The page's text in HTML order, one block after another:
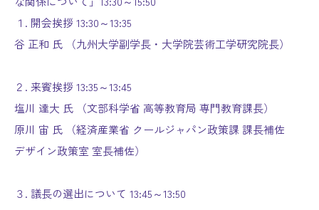
１. 開会挨拶 13:30～13:35
谷 正和 氏 （九州大学副学長・大学院芸術工学研究院長）
２. 来賓挨拶 13:35～13:45
塩川 達大 氏 （文部科学省 高等教育局 専門教育課長）
原川 宙 氏 （経済産業省 クールジャパン政策課 課長補佐
デザイン政策室 室長補佐）
３. 議長の選出について 13:45～13:50